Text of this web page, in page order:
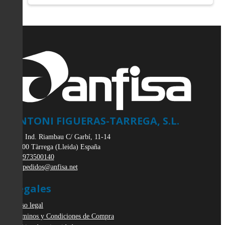
ANTONI FIGUERAS-TARREGA, S.L.
Pol. Ind. Riambau C/ Garbí, 11-14
25300 Tàrrega (Lleida) España
973500140
pedidos@anfisa.net
Legales
Aviso legal
Términos y Condiciones de Compra